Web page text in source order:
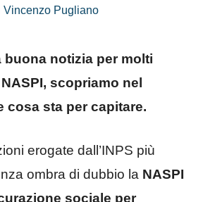
Vincenzo Pugliano
buona notizia per molti
scopriamo nel
cosa sta per capitare.
erogate dall’INPS più
ombra di dubbio la NASPI
sociale per